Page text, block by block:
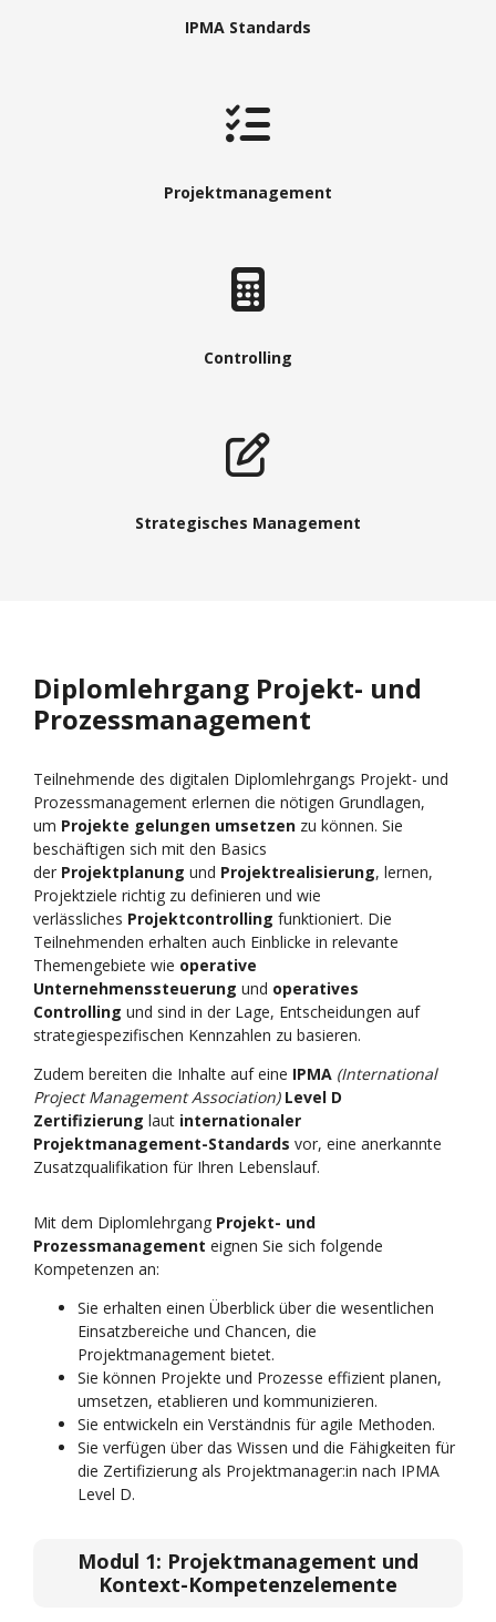
IPMA Standards
Projektmanagement
Controlling
Strategisches Management
Diplomlehrgang Projekt- und
Prozessmanagement
Teilnehmende des digitalen Diplomlehrgangs Projekt- und
Prozessmanagement erlernen die nötigen Grundlagen,
um Projekte gelungen umsetzen zu können. Sie
beschäftigen sich mit den Basics
der Projektplanung und Projektrealisierung, lernen,
Projektziele richtig zu definieren und wie
verlässliches Projektcontrolling funktioniert. Die
Teilnehmenden erhalten auch Einblicke in relevante
Themengebiete wie operative
Unternehmenssteuerung und operatives
Controlling und sind in der Lage, Entscheidungen auf
strategiespezifischen Kennzahlen zu basieren.
Zudem bereiten die Inhalte auf eine IPMA (International
Project Management Association) Level D
Zertifizierung laut internationaler
Projektmanagement-Standards vor, eine anerkannte
Zusatzqualifikation für Ihren Lebenslauf.
Mit dem Diplomlehrgang Projekt- und
Prozessmanagement eignen Sie sich folgende
Kompetenzen an:
Sie erhalten einen Überblick über die wesentlichen
Einsatzbereiche und Chancen, die
Projektmanagement bietet.
Sie können Projekte und Prozesse effizient planen,
umsetzen, etablieren und kommunizieren.
Sie entwickeln ein Verständnis für agile Methoden.
Sie verfügen über das Wissen und die Fähigkeiten für
die Zertifizierung als Projektmanager:in nach IPMA
Level D.
Modul 1: Projektmanagement und
Kontext-Kompetenzelemente